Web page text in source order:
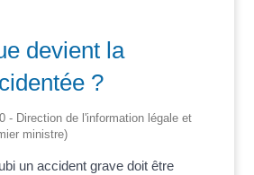
devient la
?
- Direction de l'information légale et
ministre)
un accident grave doit être